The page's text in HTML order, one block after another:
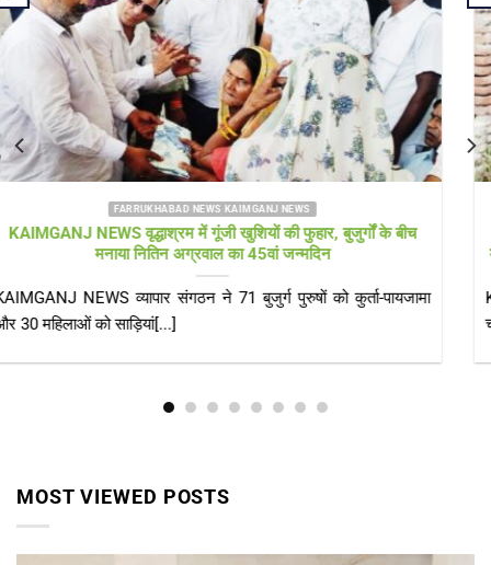
FARRUKHABAD NEWS KAIMGANJ NEWS
KAIMGANJ NEWS स्वच्छ भारत मिशन को लगा ‘ग्रहण’: अफसरों की
मेहरबानी से मौज काट रहा सफाईकर्मी, नालियां बजबजाईं, सड़कों पर गंदा पानी
KAIMGANJ NEWS कायमगंज (फर्रुखाबाद)। ​सरकार भले ही गांवों को
चमकाने के लिए पानी की तरह[...]
MOST VIEWED POSTS